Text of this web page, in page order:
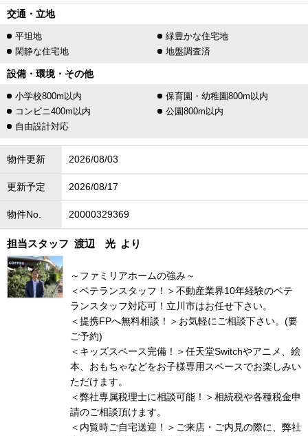
交通・立地
平坦地
緑豊かな住宅地
閑静な住宅地
地盤調査済
設備・環境・その他
小学校800m以内
保育園・幼稚園800m以内
コンビニ400m以内
公園800m以内
自由設計対応
物件更新 2026/08/03
更新予定 2026/08/17
物件No. 20000329369
担当スタッフ 渡辺 光 より
～ファミリアホームの強み～
＜ベテランスタッフ！＞不動産業界10年経験のベテ
ランスタッフ対応可！立川市はお任せ下さい。
＜提携FPへ無料相談！＞お気軽にご相談下さい。(要
ご予約)
＜キッズスペース完備！＞任天堂Switchやアニメ、絵
本、おもちゃなどをお子様専用スペースでお楽しみい
ただけます。
＜弊社専属税理士に相談可能！＞相続税や各種税金申
請のご相談頂けます。
＜内覧時ご自宅送迎！＞ご来店・ご内見の際に、弊社